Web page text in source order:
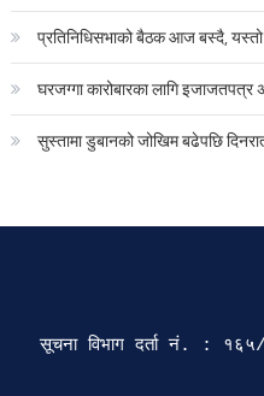
प्रतिनिधिसभाको बैठक आज बस्दै, यस्तो
घरजग्गा कारोबारका लागि इजाजतपत्र
सुस्तामा डुबानको जोखिम बढेपछि
सूचना विभाग दर्ता‍ नं. :